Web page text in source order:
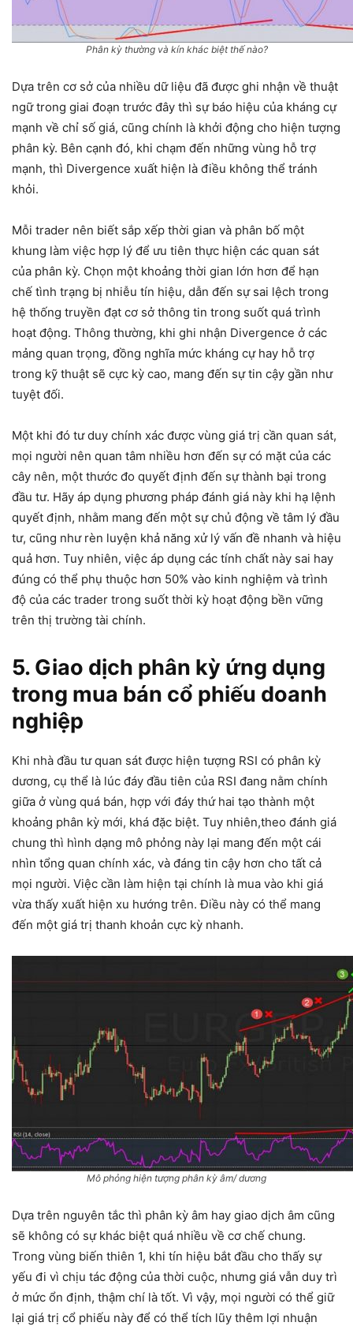
Phân kỳ thường và kín khác biệt thế nào?
Dựa trên cơ sở của nhiều dữ liệu đã được ghi nhận về thuật
ngữ trong giai đoạn trước đây thì sự báo hiệu của kháng cự
mạnh về chỉ số giá, cũng chính là khởi động cho hiện tượng
phân kỳ. Bên cạnh đó, khi chạm đến những vùng hỗ trợ
mạnh, thì Divergence xuất hiện là điều không thể tránh
khỏi.
Mỗi trader nên biết sắp xếp thời gian và phân bố một
khung làm việc hợp lý để ưu tiên thực hiện các quan sát
của phân kỳ. Chọn một khoảng thời gian lớn hơn để hạn
chế tình trạng bị nhiễu tín hiệu, dẫn đến sự sai lệch trong
hệ thống truyền đạt cơ sở thông tin trong suốt quá trình
hoạt động. Thông thường, khi ghi nhận Divergence ở các
mảng quan trọng, đồng nghĩa mức kháng cự hay hỗ trợ
trong kỹ thuật sẽ cực kỳ cao, mang đến sự tin cậy gần như
tuyệt đối.
Một khi đó tư duy chính xác được vùng giá trị cần quan sát,
mọi người nên quan tâm nhiều hơn đến sự có mặt của các
cây nên, một thước đo quyết định đến sự thành bại trong
đầu tư. Hãy áp dụng phương pháp đánh giá này khi hạ lệnh
quyết định, nhằm mang đến một sự chủ động về tâm lý đầu
tư, cũng như rèn luyện khả năng xử lý vấn đề nhanh và hiệu
quả hơn. Tuy nhiên, việc áp dụng các tính chất này sai hay
đúng có thể phụ thuộc hơn 50% vào kinh nghiệm và trình
độ của các trader trong suốt thời kỳ hoạt động bền vững
trên thị trường tài chính.
5. Giao dịch phân kỳ ứng dụng
trong mua bán cổ phiếu doanh
nghiệp
Khi nhà đầu tư quan sát được hiện tượng RSI có phân kỳ
dương, cụ thể là lúc đáy đầu tiên của RSI đang nằm chính
giữa ở vùng quá bán, hợp với đáy thứ hai tạo thành một
khoảng phân kỳ mới, khá đặc biệt. Tuy nhiên,theo đánh giá
chung thì hình dạng mô phỏng này lại mang đến một cái
nhìn tổng quan chính xác, và đáng tin cậy hơn cho tất cả
mọi người. Việc cần làm hiện tại chính là mua vào khi giá
vừa thấy xuất hiện xu hướng trên. Điều này có thể mang
đến một giá trị thanh khoản cực kỳ nhanh.
Mô phỏng hiện tượng phân kỳ âm/ dương
Dựa trên nguyên tắc thì phân kỳ âm hay giao dịch âm cũng
sẽ không có sự khác biệt quá nhiều về cơ chế chung.
Trong vùng biến thiên 1, khi tín hiệu bắt đầu cho thấy sự
yếu đi vì chịu tác động của thời cuộc, nhưng giá vẫn duy trì
ở mức ổn định, thậm chí là tốt. Vì vậy, mọi người có thể giữ
lại giá trị cổ phiếu này để có thể tích lũy thêm lợi nhuận